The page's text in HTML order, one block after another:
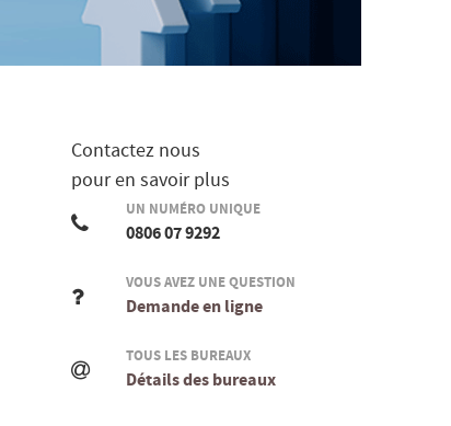
Contactez nous
pour en savoir plus
UN NUMÉRO UNIQUE
0806 07 9292
VOUS AVEZ UNE QUESTION
Demande en ligne
TOUS LES BUREAUX
Détails des bureaux